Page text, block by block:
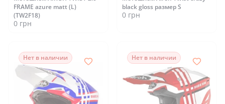
FRAME azure matt (L)
(TW2F18)
0 грн
black gloss размер S
0 грн
Нет в наличии Нет в наличии